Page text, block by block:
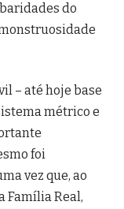
do
– até hoje base
métrico e
foi
vez que, ao
Família Real,